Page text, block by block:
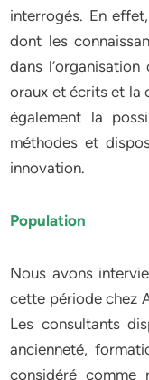
interrogés. En
dont les
dans
oraux et écrits et la
également la
méthodes et
innovation.
Population
Nous avons
cette période chez
Les consultants
ancienneté,
considéré comme